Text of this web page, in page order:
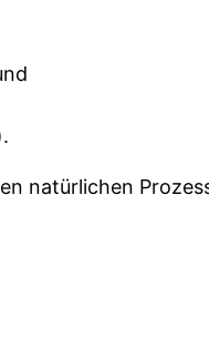
natürlichen